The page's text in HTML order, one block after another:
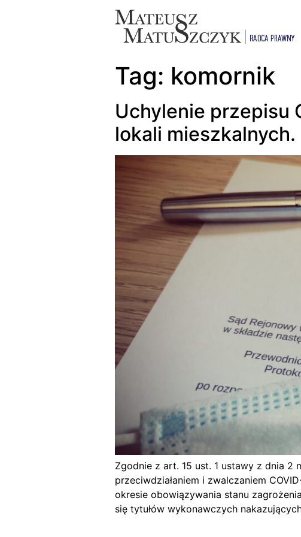
Tag: komornik
Uchylenie przepisu
lokali mieszkalnych.
Zgodnie z art. 15 ust. 1 ustawy z dnia 2
przeciwdziałaniem i zwalczaniem
okresie obowiązywania stanu
się tytułów wykonawczych